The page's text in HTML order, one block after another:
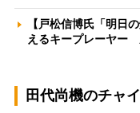
【戸松信博氏「明日
えるキープレーヤー
田代尚機のチャ